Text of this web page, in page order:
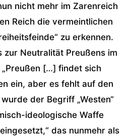
nicht mehr im Zarenreich
Reich die vermeintlichen
zu erkennen.
zur Neutralität Preußens im
[…] findet sich
ein, aber es fehlt auf den
der Begriff „Westen“
ideologische Waffe
das nunmehr als